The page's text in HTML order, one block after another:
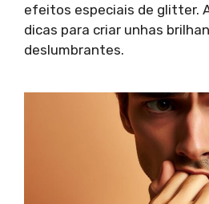
efeitos especiais de glitter.
dicas para criar unhas
deslumbrantes.